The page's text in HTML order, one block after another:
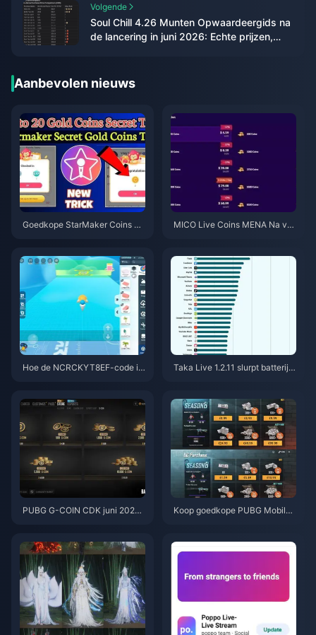
Volgende
Soul Chill 4.26 Munten Opwaardeergids na
de lancering in juni 2026: Echte prijzen,
Aanbevolen nieuws
Goedkope StarMaker Coins vo
MICO Live Coins MENA Na v5.
Hoe de NCRCKYT8EF-code in
Taka Live 1.2.11 slurpt batterij l
PUBG G-COIN CDK juni 2026:
Koop goedkope PUBG Mobile
pakketten & veilig opwaardere
n